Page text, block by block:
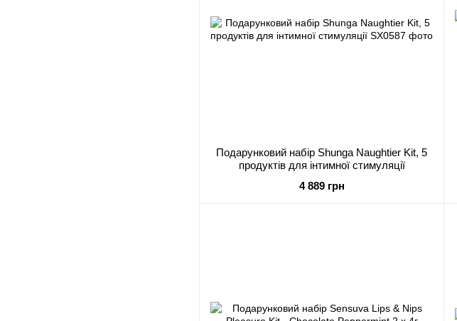
Подарунковий набір Shunga Naughtier Kit, 5
продуктів для інтимної стимуляції
4 889 грн